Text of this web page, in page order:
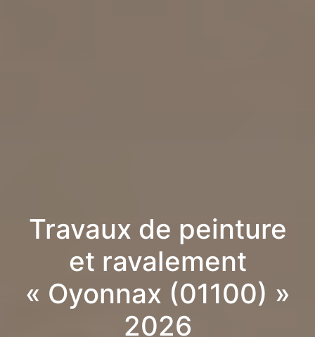
Travaux de peinture
et ravalement
« Oyonnax (01100) »
2026